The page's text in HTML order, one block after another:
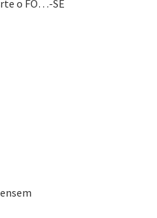
o FO…-SE